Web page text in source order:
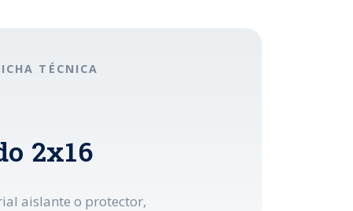
TÉCNICA
2x16
aislante o protector,